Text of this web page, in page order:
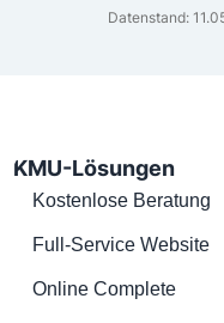
Datenstand:
KMU-Lösungen
Kostenlose Beratung
Full-Service Website
Online Complete